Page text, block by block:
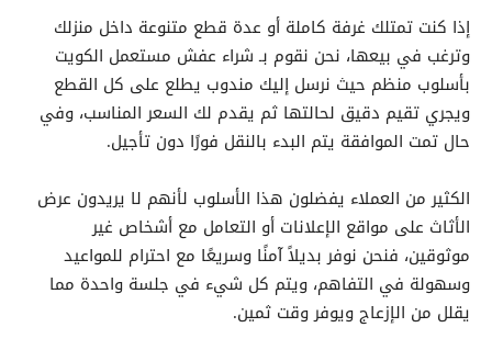
إذا كنت تمتلك غرفة كاملة أو عدة قطع متنوعة داخل منزلك
وترغب في بيعها، نحن نقوم بـ شراء عفش مستعمل الكويت
بأسلوب منظم حيث نرسل إليك مندوب يطلع على كل القطع
ويجري تقيم دقيق لحالتها ثم يقدم لك السعر المناسب، وفي
حال تمت الموافقة يتم البدء بالنقل فورًا دون تأجيل.
الكثير من العملاء يفضلون هذا الأسلوب لأنهم لا يريدون عرض
الأثاث على مواقع الإعلانات أو التعامل مع أشخاص غير
موثوقين، فنحن نوفر بديلاً آمنًا وسريعًا مع احترام للمواعيد
وسهولة في التفاهم، ويتم كل شيء في جلسة واحدة مما
يقلل من الإزعاج ويوفر وقت ثمين.